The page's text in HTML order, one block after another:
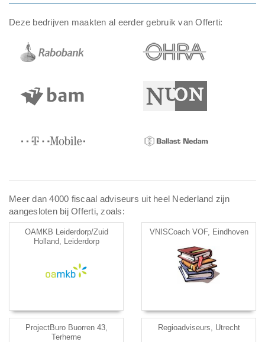
Deze bedrijven maakten al eerder gebruik van Offerti:
Meer dan 4000 fiscaal adviseurs uit heel Nederland zijn
aangesloten bij Offerti, zoals:
OAMKB Leiderdorp/Zuid
Holland, Leiderdorp
VNISCoach VOF, Eindhoven
ProjectBuro Buorren 43,
Terherne
Regioadviseurs, Utrecht